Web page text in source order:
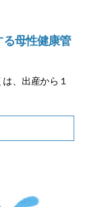
母性健康管
、出産から１